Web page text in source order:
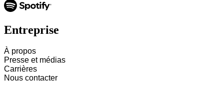
Entreprise
À propos
Presse et médias
Carrières
Nous contacter